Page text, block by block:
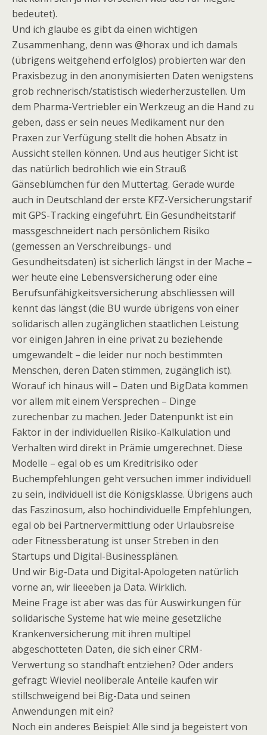
bedeutet).
Und ich glaube es gibt da einen wichtigen
Zusammenhang, denn was @horax und ich damals
(übrigens weitgehend erfolglos) probierten war den
Praxisbezug in den anonymisierten Daten wenigstens
grob rechnerisch/statistisch wiederherzustellen. Um
dem Pharma-Vertriebler ein Werkzeug an die Hand zu
geben, dass er sein neues Medikament nur den
Praxen zur Verfügung stellt die hohen Absatz in
Aussicht stellen können. Und aus heutiger Sicht ist
das natürlich bedrohlich wie ein Strauß
Gänseblümchen für den Muttertag. Gerade wurde
auch in Deutschland der erste KFZ-Versicherungstarif
mit GPS-Tracking eingeführt. Ein Gesundheitstarif
massgeschneidert nach persönlichem Risiko
(gemessen an Verschreibungs- und
Gesundheitsdaten) ist sicherlich längst in der Mache –
wer heute eine Lebensversicherung oder eine
Berufsunfähigkeitsversicherung abschliessen will
kennt das längst (die BU wurde übrigens von einer
solidarisch allen zugänglichen staatlichen Leistung
vor einigen Jahren in eine privat zu beziehende
umgewandelt – die leider nur noch bestimmten
Menschen, deren Daten stimmen, zugänglich ist).
Worauf ich hinaus will – Daten und BigData kommen
vor allem mit einem Versprechen – Dinge
zurechenbar zu machen. Jeder Datenpunkt ist ein
Faktor in der individuellen Risiko-Kalkulation und
Verhalten wird direkt in Prämie umgerechnet. Diese
Modelle – egal ob es um Kreditrisiko oder
Buchempfehlungen geht versuchen immer individuell
zu sein, individuell ist die Königsklasse. Übrigens auch
das Faszinosum, also hochindividuelle Empfehlungen,
egal ob bei Partnervermittlung oder Urlaubsreise
oder Fitnessberatung ist unser Streben in den
Startups und Digital-Businessplänen.
Und wir Big-Data und Digital-Apologeten natürlich
vorne an, wir lieeeben ja Data. Wirklich.
Meine Frage ist aber was das für Auswirkungen für
solidarische Systeme hat wie meine gesetzliche
Krankenversicherung mit ihren multipel
abgeschotteten Daten, die sich einer CRM-
Verwertung so standhaft entziehen? Oder anders
gefragt: Wieviel neoliberale Anteile kaufen wir
stillschweigend bei Big-Data und seinen
Anwendungen mit ein?
Noch ein anderes Beispiel: Alle sind ja begeistert von